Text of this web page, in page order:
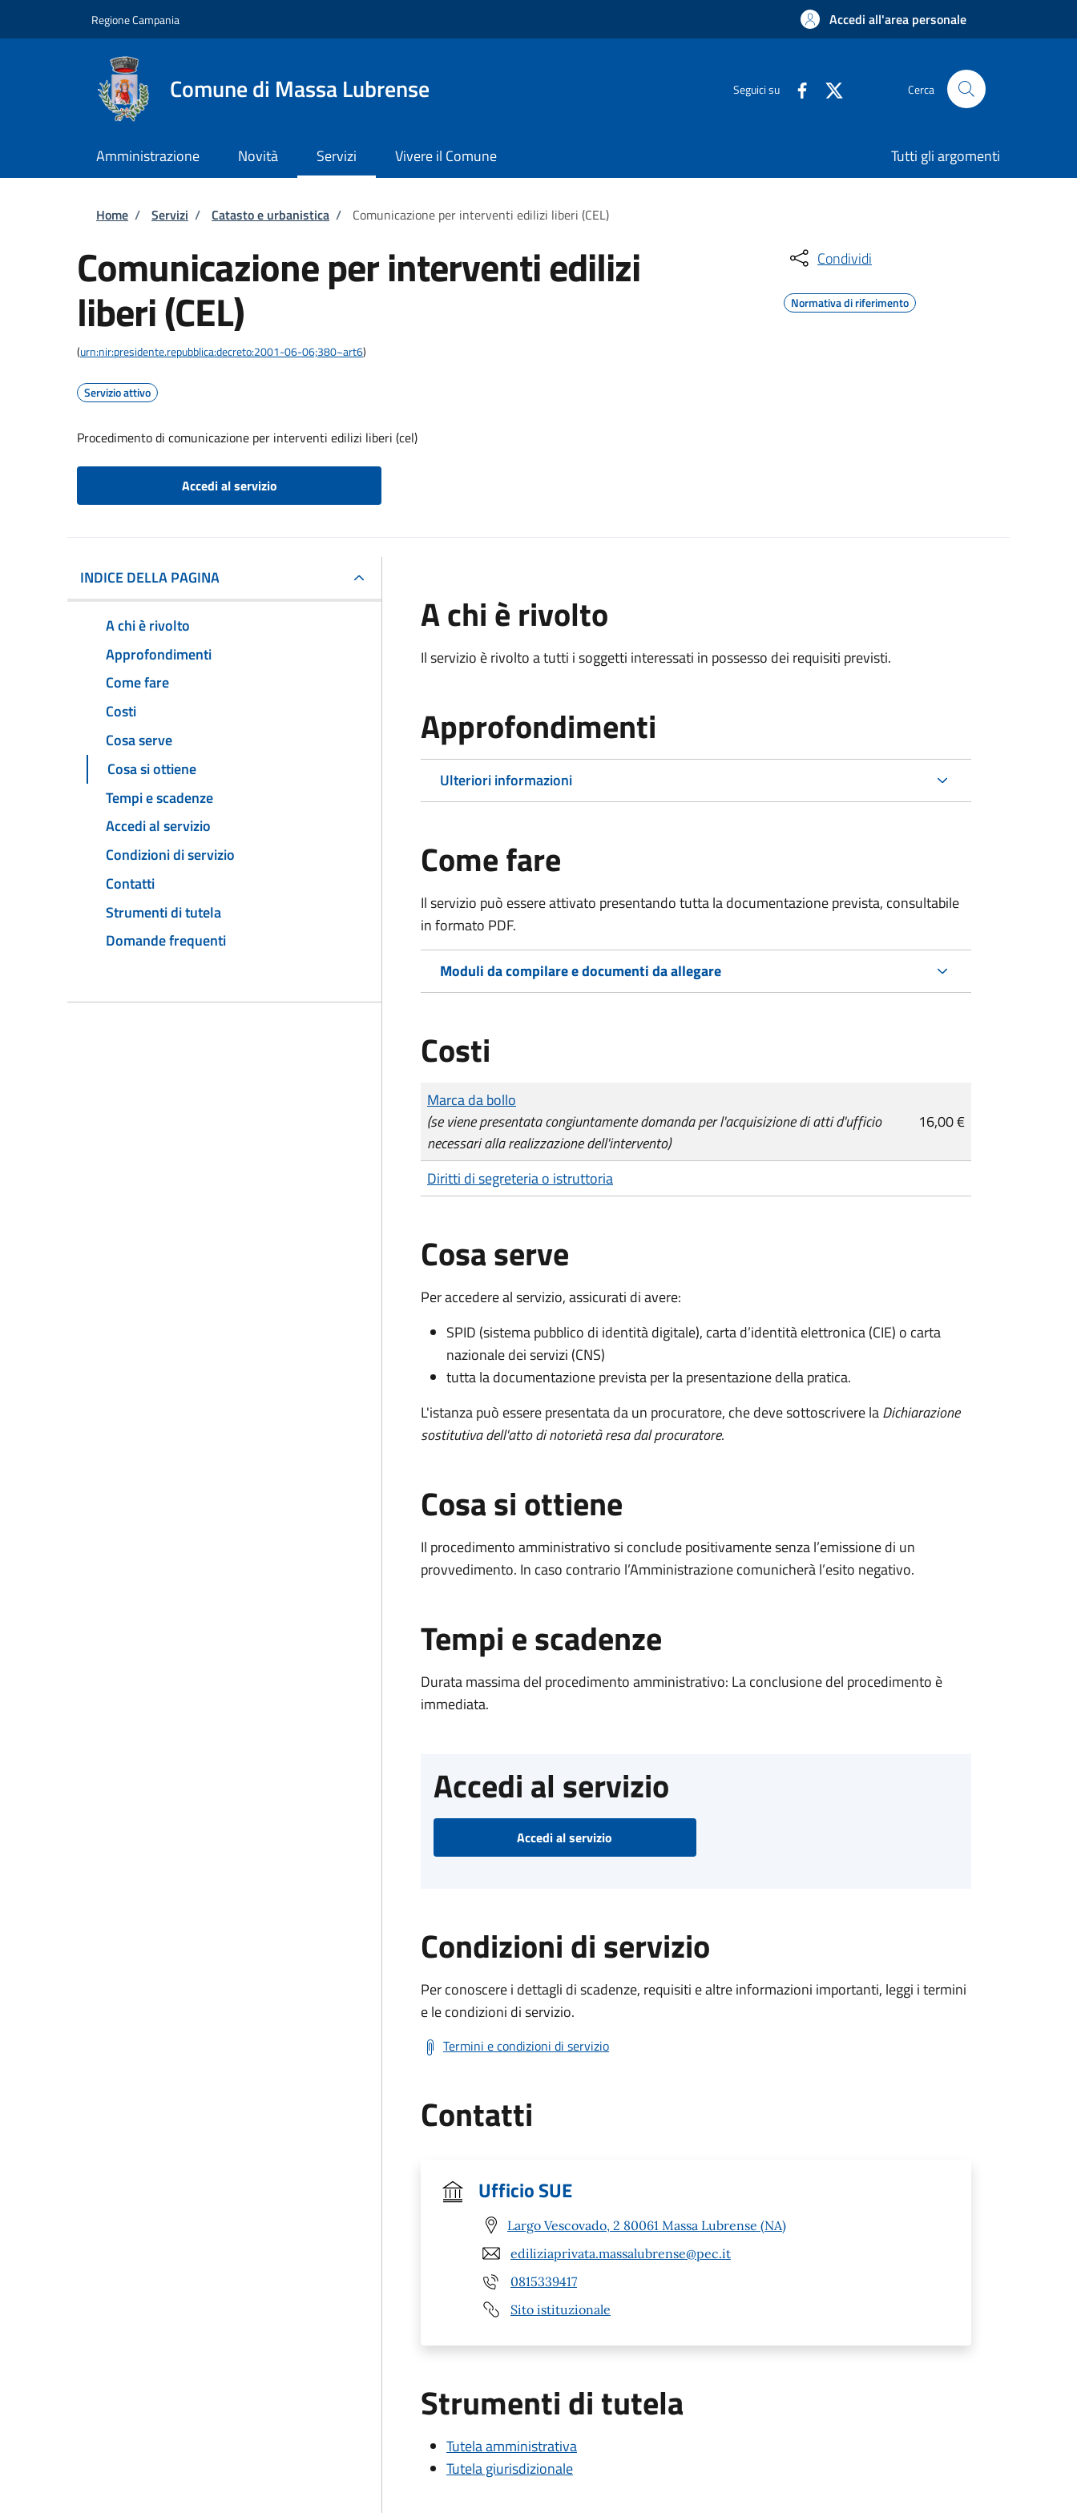
Regione Campania Accedi all'area personale
Comune di Massa Lubrense Seguici su Cerca
Amministrazione Novità Servizi Vivere il Comune Tutti gli argomenti
Briciole di pane
Home / Servizi / Catasto e urbanistica / Comunicazione per interventi edilizi liberi (CEL)
Comunicazione per interventi edilizi
liberi (CEL)
(urn:nir:presidente.repubblica:decreto:2001-06-06;380~art6)
Servizio attivo
Procedimento di comunicazione per interventi edilizi liberi (cel)
Accedi al servizio
Condividi
Normativa di riferimento
INDICE DELLA PAGINA
A chi è rivolto
Approfondimenti
Come fare
Costi
Cosa serve
Cosa si ottiene
Tempi e scadenze
Accedi al servizio
Condizioni di servizio
Contatti
Strumenti di tutela
Domande frequenti
A chi è rivolto
Il servizio è rivolto a tutti i soggetti interessati in possesso dei requisiti previsti.
Approfondimenti
Ulteriori informazioni
Come fare
Il servizio può essere attivato presentando tutta la documentazione prevista, consultabile
in formato PDF.
Moduli da compilare e documenti da allegare
Costi
Tipo di pagamento
Importo
Marca da bollo
(se viene presentata congiuntamente domanda per l'acquisizione di atti d'ufficio
necessari alla realizzazione dell'intervento)
16,00 €
Diritti di segreteria o istruttoria
Cosa serve
Per accedere al servizio, assicurati di avere:
SPID (sistema pubblico di identità digitale), carta d’identità elettronica (CIE) o carta
nazionale dei servizi (CNS)
tutta la documentazione prevista per la presentazione della pratica.
L'istanza può essere presentata da un procuratore, che deve sottoscrivere laDichiarazione
sostitutiva dell'atto di notorietà resa dal procuratore.
Cosa si ottiene
Il procedimento amministrativo si conclude positivamente senza l’emissione di un
provvedimento. In caso contrario l’Amministrazione comunicherà l’esito negativo.
Tempi e scadenze
Durata massima del procedimento amministrativo: La conclusione del procedimento è
immediata.
Accedi al servizio
Accedi al servizio
Condizioni di servizio
Per conoscere i dettagli di scadenze, requisiti e altre informazioni importanti, leggi i termini
e le condizioni di servizio.
Termini e condizioni di servizio
Contatti
Ufficio SUE
Largo Vescovado, 2 80061 Massa Lubrense (NA)
ediliziaprivata.massalubrense@pec.it
0815339417
Sito istituzionale
Strumenti di tutela
Tutela amministrativa
Tutela giurisdizionale